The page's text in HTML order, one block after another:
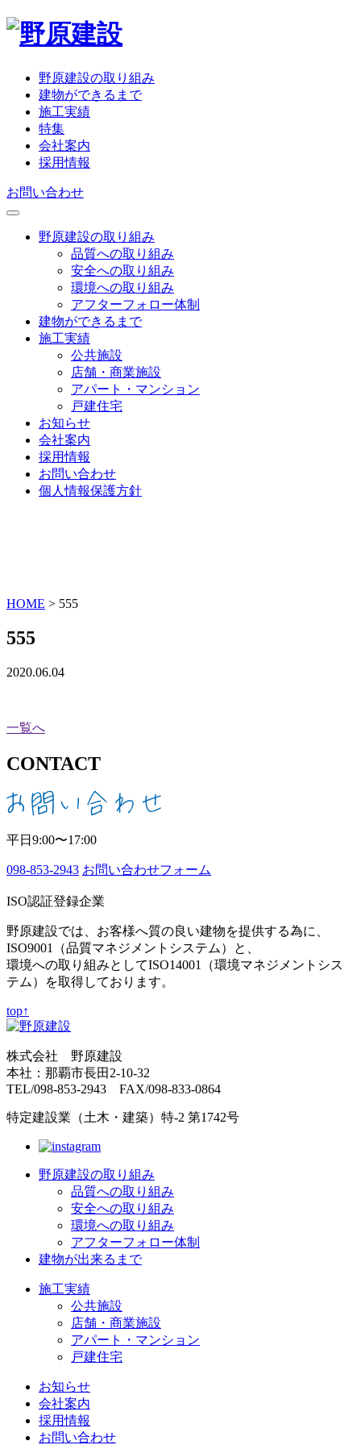
野原建設の取り組み
建物ができるまで
施工実績
特集
会社案内
採用情報
お問い合わせ
野原建設の取り組み
品質への取り組み
安全への取り組み
環境への取り組み
アフターフォロー体制
建物ができるまで
施工実績
公共施設
店舗・商業施設
アパート・マンション
戸建住宅
お知らせ
会社案内
採用情報
お問い合わせ
個人情報保護方針
HOME > 555
555
2020.06.04
一覧へ
CONTACT
平日9:00〜17:00
098-853-2943 お問い合わせフォーム
ISO認証登録企業
野原建設では、お客様へ質の良い建物を提供する為に、
ISO9001（品質マネジメントシステム）と、
環境への取り組みとしてISO14001（環境マネジメントシス
テム）を取得しております。
top↑
株式会社 野原建設
本社：那覇市長田2-10-32
TEL/098-853-2943 FAX/098-833-0864
特定建設業（土木・建築）特-2 第1742号
野原建設の取り組み
品質への取り組み
安全への取り組み
環境への取り組み
アフターフォロー体制
建物が出来るまで
施工実績
公共施設
店舗・商業施設
アパート・マンション
戸建住宅
お知らせ
会社案内
採用情報
お問い合わせ